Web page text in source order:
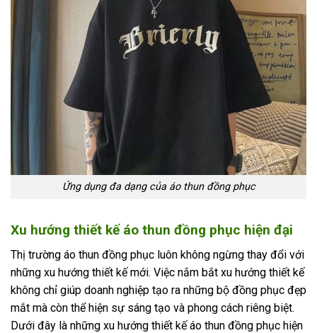
Ứng dụng đa dạng của áo thun đồng phục
Xu hướng thiết kế áo thun đồng phục hiện đại
Thị trường áo thun đồng phục luôn không ngừng thay đổi với
những xu hướng thiết kế mới. Việc nắm bắt xu hướng thiết kế
không chỉ giúp doanh nghiệp tạo ra những bộ đồng phục đẹp
mắt mà còn thể hiện sự sáng tạo và phong cách riêng biệt.
Dưới đây là những xu hướng thiết kế áo thun đồng phục hiện